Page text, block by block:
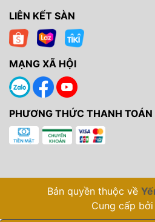
LIÊN KẾT SÀN
MẠNG XÃ HỘI
PHƯƠNG THỨC THANH TOÁN
Bản quyền thuộc về
Cung cấp bởi